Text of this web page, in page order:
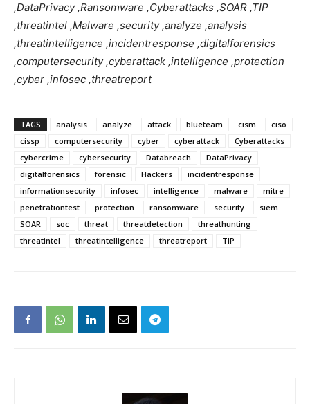
,DataPrivacy ,Ransomware ,Cyberattacks ,SOAR ,TIP
,threatintel ,Malware ,security ,analyze ,analysis
,threatintelligence ,incidentresponse ,digitalforensics
,computersecurity ,cyberattack ,intelligence ,protection
,cyber ,infosec ,threatreport
TAGS analysis analyze attack blueteam cism
ciso
cissp
computersecurity cyber cyberattack
Cyberattacks
cybercrime
cybersecurity Databreach
DataPrivacy
digitalforensics
forensic Hackers
incidentresponse
informationsecurity
infosec intelligence malware
mitre
penetrationtest
protection ransomware security
siem
SOAR
soc threat threatdetection
threathunting
threatintel
threatintelligence threatreport TIP